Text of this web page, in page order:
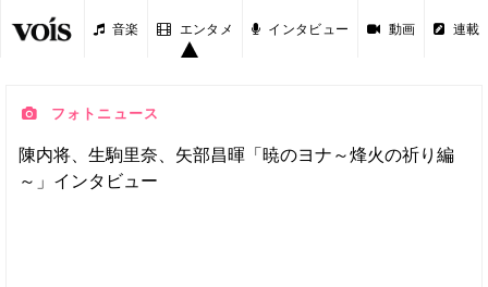
音楽 エンタメ インタビュー 動画 連載
フォトニュース
陳内将、生駒里奈、矢部昌暉「暁のヨナ～烽火の祈り編
～」インタビュー